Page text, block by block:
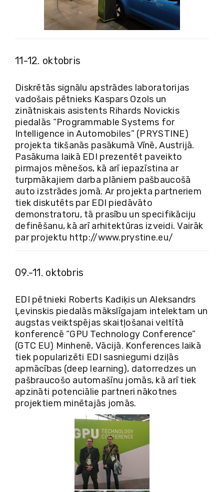
11-12. oktobris
Diskrētās signālu apstrādes laboratorijas
vadošais pētnieks Kaspars Ozols un
zinātniskais asistents Rihards Novickis
piedalās “Programmable Systems for
Intelligence in Automobiles” (PRYSTINE)
projekta tikšanās pasākumā Vīnē, Austrijā.
Pasākuma laikā EDI prezentēt paveikto
pirmajos mēnešos, kā arī iepazīstina ar
turpmākajiem darba plāniem pašbaucošā
auto izstrādes jomā. Ar projekta partneriem
tiek diskutēts par EDI piedāvāto
demonstratoru, tā prasību un specifikāciju
definēšanu, kā arī arhitektūras izveidi. Vairāk
par projektu http://www.prystine.eu/
09.-11. oktobris
EDI pētnieki Roberts Kadiķis un Aleksandrs
Ļevinskis piedalās mākslīgajam intelektam un
augstas veiktspējas skaitļošanai veltītā
konferencē “GPU Technology Conference”
(GTC EU) Minhenē, Vācijā. Konferences laikā
tiek popularizēti EDI sasniegumi dziļās
apmācības (deep learning), datorredzes un
pašbraucošo automašīnu jomās, kā arī tiek
apzināti potenciālie partneri nākotnes
projektiem minētajās jomās.